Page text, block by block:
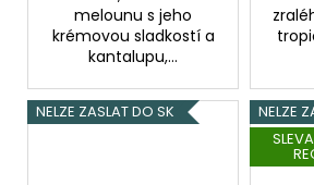
melounu s jeho
krémovou sladkostí a
kantalupu,...
NELZE ZASLAT DO SK
NELZE